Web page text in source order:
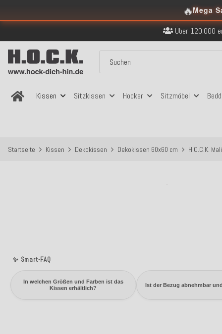
🔥Mega
Kostenloser Versand
Über 120.000
Sicher
Kostenloser Versand
Kissen
Sitzkissen Hocker Sitzmöbel
Startseite Kissen Dekokissen Dekokissen 60x60 cm H.O.C.K.
✨ Smart-FAQ
In welchen Größen und Farben ist das
Kissen erhältlich?
Ist der Bezug abnehmbar